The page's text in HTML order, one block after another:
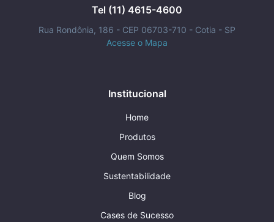
Tel (11) 4615-4600
Rua Rondônia, 186 - CEP 06703-710 - Cotia - SP
Acesse o Mapa
Institucional
Home
Produtos
Quem Somos
Sustentabilidade
Blog
Cases de Sucesso